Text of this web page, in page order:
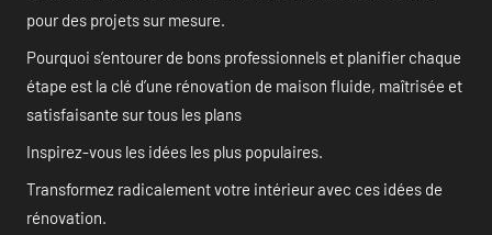
pour des projets sur mesure.
Pourquoi s’entourer de bons professionnels et planifier chaque
étape est la clé d’une rénovation de maison fluide, maîtrisée et
satisfaisante sur tous les plans
Inspirez-vous les idées les plus populaires.
Transformez radicalement votre intérieur avec ces idées de
rénovation.